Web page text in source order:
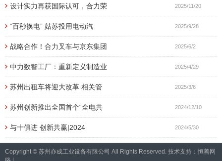
设计实力再获国际认可，合力荣 2025/11/20
“百秒换电” 姑苏投用电动汽 2025/9/28
战略合作！合力叉车与京东集团 2025/6/2
中力数智工厂：重新定义制造业 2025/4/29
苏州出租车将迎大改革 相关管 2025/3/6
苏州创新推出全国首个“全电共 2024/12/10
与十俱进 创新共赢|2024 2024/5/30
Copyright © 苏州亦成工业设备有限公司 All Rights Reserved. 技术支持： 恒善网